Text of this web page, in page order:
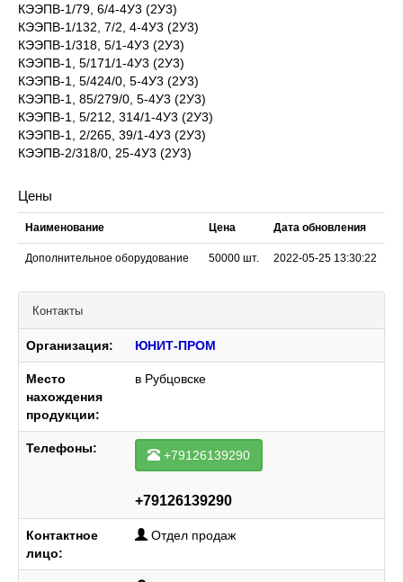
КЭЭПВ-1/79, 6/4-4У3 (2У3)
КЭЭПВ-1/132, 7/2, 4-4У3 (2У3)
КЭЭПВ-1/318, 5/1-4У3 (2У3)
КЭЭПВ-1, 5/171/1-4У3 (2У3)
КЭЭПВ-1, 5/424/0, 5-4У3 (2У3)
КЭЭПВ-1, 85/279/0, 5-4У3 (2У3)
КЭЭПВ-1, 5/212, 314/1-4У3 (2У3)
КЭЭПВ-1, 2/265, 39/1-4У3 (2У3)
КЭЭПВ-2/318/0, 25-4У3 (2У3)
Цены
Наименование Цена Дата обновления
Дополнительное оборудование 50000 шт. 2022-05-25 13:30:22
Контакты
Организация: ЮНИТ-ПРОМ
Место
нахождения
продукции:
в Рубцовске
Телефоны: +79126139290
+79126139290
Контактное
лицо:
Отдел продаж